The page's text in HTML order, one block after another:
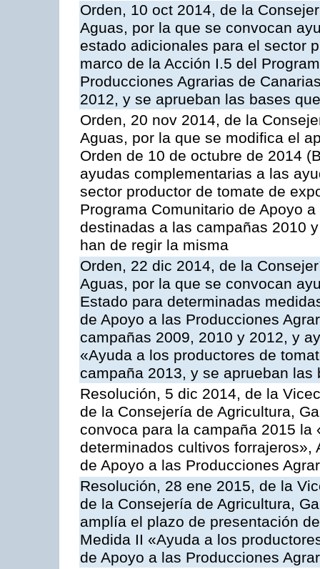
Orden, 10 oct 2014, de la
Aguas, por la que se convocan
estado adicionales para el sector
marco de la Acción I.5 del
Producciones Agrarias de
2012, y se aprueban las bases
Orden, 20 nov 2014, de la
Aguas, por la que se modifica el
Orden de 10 de octubre de 2014
ayudas complementarias a las
sector productor de tomate de
Programa Comunitario de Apoyo
destinadas a las campañas 2010
han de regir la misma
Orden, 22 dic 2014, de la
Aguas, por la que se convocan
Estado para determinadas
de Apoyo a las Producciones
campañas 2009, 2010 y 2012, y
«Ayuda a los productores de
campaña 2013, y se aprueban
Resolución, 5 dic 2014, de la
de la Consejería de Agricultura,
convoca para la campaña 2015 la
determinados cultivos forrajeros»,
de Apoyo a las Producciones
Resolución, 28 ene 2015, de la
de la Consejería de Agricultura,
amplía el plazo de presentación
Medida II «Ayuda a los
de Apoyo a las Producciones